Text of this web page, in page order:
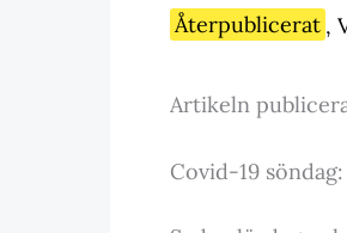
Återpublicerat ,
Artikeln
Covid-19